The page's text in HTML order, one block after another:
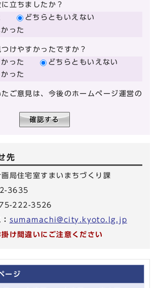
立ちましたか？
どちらともいえない
った
けやすかったですか？
った
どちらともいえない
った
ご意見は、今後のホームページ運営の
先
局住宅室すまいまちづくり課
3635
222-3526
sumamachi@city.kyoto.lg.jp
け間違いにご注意ください
ージ